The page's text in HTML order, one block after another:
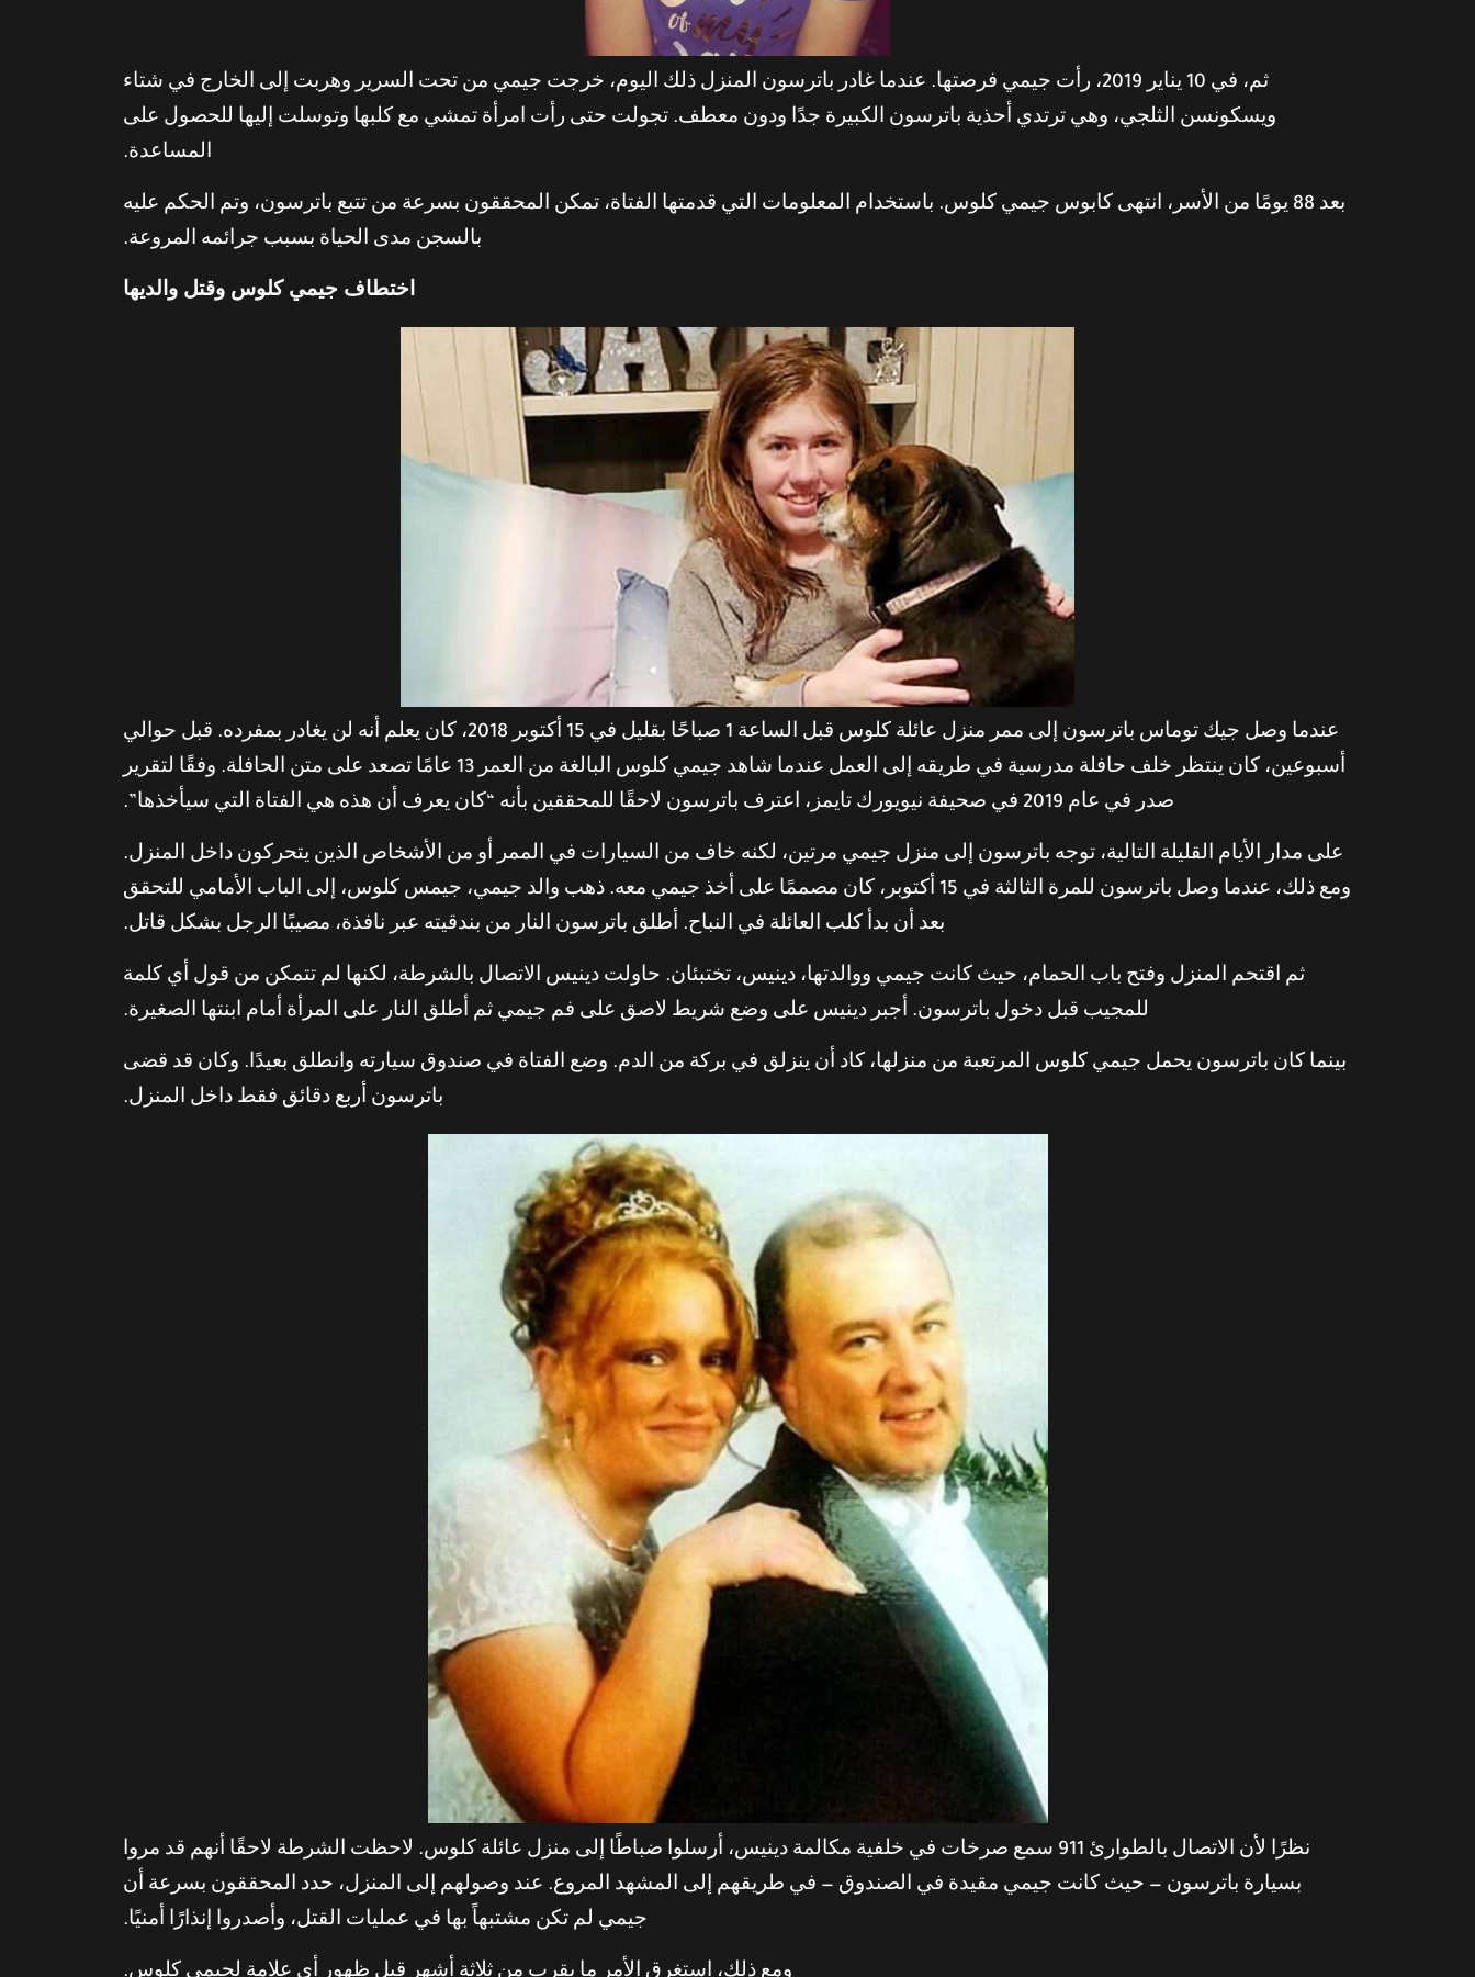
ثم، في 10 يناير 2019، رأت جيمي فرصتها. عندما غادر باترسون المنزل ذلك اليوم، خرجت جيمي من تحت السرير وهربت إلى الخارج في شتاء
ويسكونسن الثلجي، وهي ترتدي أحذية باترسون الكبيرة جدًا ودون معطف. تجولت حتى رأت امرأة تمشي مع كلبها وتوسلت إليها للحصول على
المساعدة.
بعد 88 يومًا من الأسر، انتهى كابوس جيمي كلوس. باستخدام المعلومات التي قدمتها الفتاة، تمكن المحققون بسرعة من تتبع باترسون، وتم الحكم عليه
بالسجن مدى الحياة بسبب جرائمه المروعة.
اختطاف جيمي كلوس وقتل والديها
عندما وصل جيك توماس باترسون إلى ممر منزل عائلة كلوس قبل الساعة 1 صباحًا بقليل في 15 أكتوبر 2018، كان يعلم أنه لن يغادر بمفرده. قبل حوالي
أسبوعين، كان ينتظر خلف حافلة مدرسية في طريقه إلى العمل عندما شاهد جيمي كلوس البالغة من العمر 13 عامًا تصعد على متن الحافلة. وفقًا لتقرير
صدر في عام 2019 في صحيفة نيويورك تايمز، اعترف باترسون لاحقًا للمحققين بأنه “كان يعرف أن هذه هي الفتاة التي سيأخذها”.
على مدار الأيام القليلة التالية، توجه باترسون إلى منزل جيمي مرتين، لكنه خاف من السيارات في الممر أو من الأشخاص الذين يتحركون داخل المنزل.
ومع ذلك، عندما وصل باترسون للمرة الثالثة في 15 أكتوبر، كان مصممًا على أخذ جيمي معه. ذهب والد جيمي، جيمس كلوس، إلى الباب الأمامي للتحقق
بعد أن بدأ كلب العائلة في النباح. أطلق باترسون النار من بندقيته عبر نافذة، مصيبًا الرجل بشكل قاتل.
ثم اقتحم المنزل وفتح باب الحمام، حيث كانت جيمي ووالدتها، دينيس، تختبئان. حاولت دينيس الاتصال بالشرطة، لكنها لم تتمكن من قول أي كلمة
للمجيب قبل دخول باترسون. أجبر دينيس على وضع شريط لاصق على فم جيمي ثم أطلق النار على المرأة أمام ابنتها الصغيرة.
بينما كان باترسون يحمل جيمي كلوس المرتعبة من منزلها، كاد أن ينزلق في بركة من الدم. وضع الفتاة في صندوق سيارته وانطلق بعيدًا. وكان قد قضى
باترسون أربع دقائق فقط داخل المنزل.
نظرًا لأن الاتصال بالطوارئ 911 سمع صرخات في خلفية مكالمة دينيس، أرسلوا ضباطًا إلى منزل عائلة كلوس. لاحظت الشرطة لاحقًا أنهم قد مروا
بسيارة باترسون — حيث كانت جيمي مقيدة في الصندوق — في طريقهم إلى المشهد المروع. عند وصولهم إلى المنزل، حدد المحققون بسرعة أن
جيمي لم تكن مشتبهاً بها في عمليات القتل، وأصدروا إنذارًا أمنيًا.